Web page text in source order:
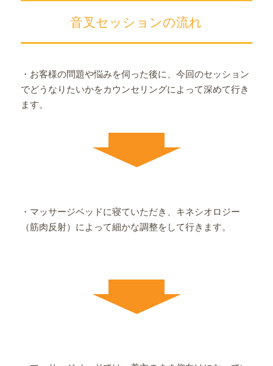
音叉セッションの流れ
・お客様の問題や悩みを伺った後に、今回のセッション
でどうなりたいかをカウンセリングによって深めて行き
ます。
・マッサージベッドに寝ていただき、キネシオロジー
（筋肉反射）によって細かな調整をして行きます。